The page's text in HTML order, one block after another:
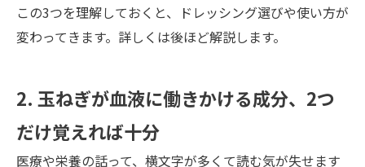
この3つを理解しておくと、ドレッシング選びや使い方が
変わってきます。詳しくは後ほど解説します。
2. 玉ねぎが血液に働きかける成分、2つ
だけ覚えれば十分
医療や栄養の話って、横文字が多くて読む気が失せます